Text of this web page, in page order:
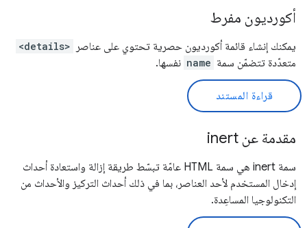
أكورديون مفرط
يمكنك إنشاء قائمة أكورديون حصرية تحتوي على عناصر <details>
متعدّدة تتضمّن سمة name نفسها.
قراءة المستند
مقدمة عن inert
سمة inert هي سمة HTML عامّة تبسّط طريقة إزالة واستعادة أحداث
إدخال المستخدم لأحد العناصر، بما في ذلك أحداث التركيز والأحداث من
التكنولوجيا المساعِدة.